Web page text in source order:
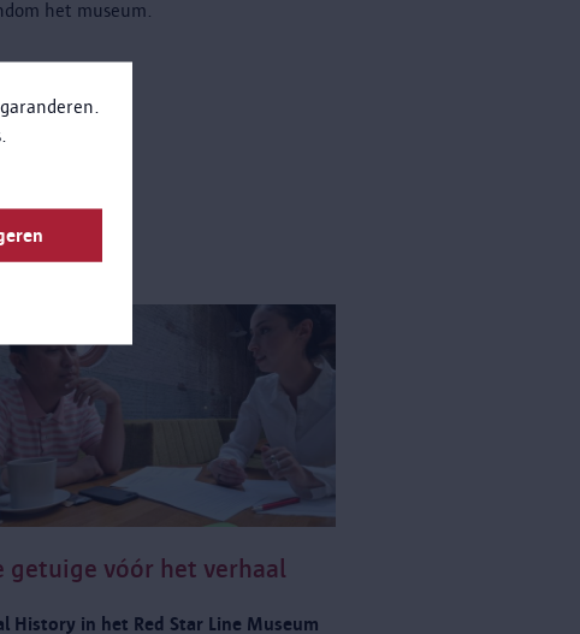
het museum.
getuige vóór het verhaal
History in het Red Star Line Museum